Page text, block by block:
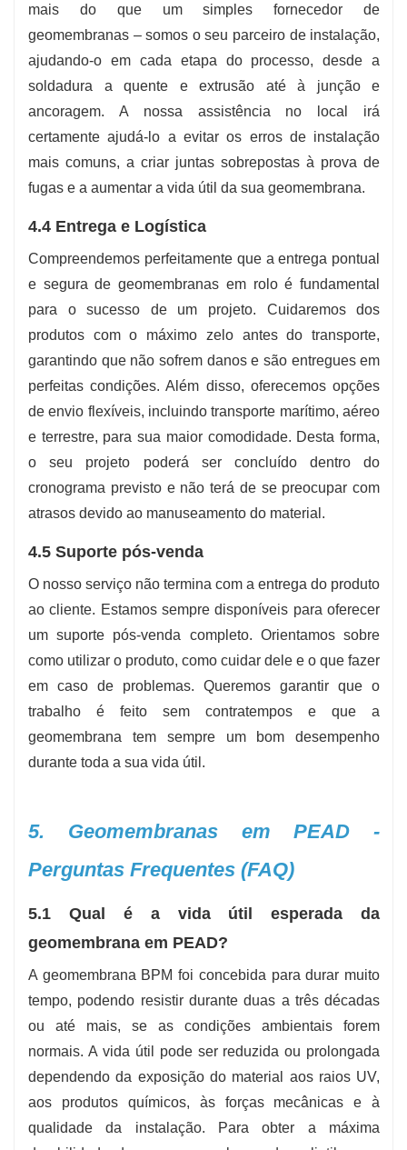
mais do que um simples fornecedor de
geomembranas – somos o seu parceiro de instalação,
ajudando-o em cada etapa do processo, desde a
soldadura a quente e extrusão até à junção e
ancoragem. A nossa assistência no local irá
certamente ajudá-lo a evitar os erros de instalação
mais comuns, a criar juntas sobrepostas à prova de
fugas e a aumentar a vida útil da sua geomembrana.
4.4 Entrega e Logística
Compreendemos perfeitamente que a entrega pontual
e segura de geomembranas em rolo é fundamental
para o sucesso de um projeto. Cuidaremos dos
produtos com o máximo zelo antes do transporte,
garantindo que não sofrem danos e são entregues em
perfeitas condições. Além disso, oferecemos opções
de envio flexíveis, incluindo transporte marítimo, aéreo
e terrestre, para sua maior comodidade. Desta forma,
o seu projeto poderá ser concluído dentro do
cronograma previsto e não terá de se preocupar com
atrasos devido ao manuseamento do material.
4.5 Suporte pós-venda
O nosso serviço não termina com a entrega do produto
ao cliente. Estamos sempre disponíveis para oferecer
um suporte pós-venda completo. Orientamos sobre
como utilizar o produto, como cuidar dele e o que fazer
em caso de problemas. Queremos garantir que o
trabalho é feito sem contratempos e que a
geomembrana tem sempre um bom desempenho
durante toda a sua vida útil.
5. Geomembranas em PEAD -
Perguntas Frequentes (FAQ)
5.1 Qual é a vida útil esperada da
geomembrana em PEAD?
A geomembrana BPM foi concebida para durar muito
tempo, podendo resistir durante duas a três décadas
ou até mais, se as condições ambientais forem
normais. A vida útil pode ser reduzida ou prolongada
dependendo da exposição do material aos raios UV,
aos produtos químicos, às forças mecânicas e à
qualidade da instalação. Para obter a máxima